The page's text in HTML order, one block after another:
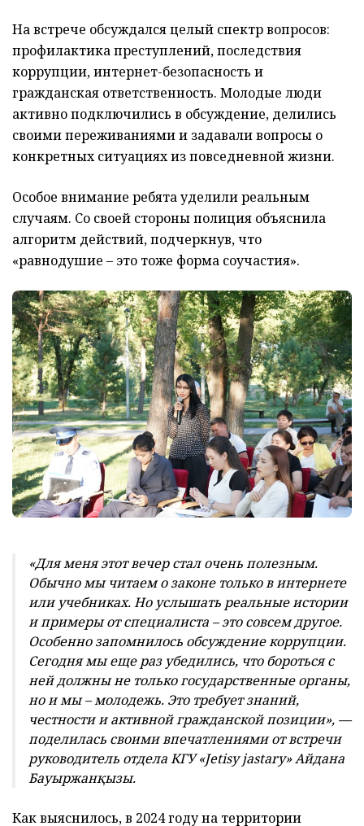
На встрече обсуждался целый спектр вопросов:
профилактика преступлений, последствия
коррупции, интернет-безопасность и
гражданская ответственность. Молодые люди
активно подключились в обсуждение, делились
своими переживаниями и задавали вопросы о
конкретных ситуациях из повседневной жизни.
Особое внимание ребята уделили реальным
случаям. Со своей стороны полиция объяснила
алгоритм действий, подчеркнув, что
«равнодушие – это тоже форма соучастия».
«Для меня этот вечер стал очень полезным.
Обычно мы читаем о законе только в интернете
или учебниках. Но услышать реальные истории
и примеры от специалиста –это совсем другое.
Особенно запомнилось обсуждение коррупции.
Сегодня мы еще раз убедились, что бороться с
ней должны не только государственные органы,
но и мы–молодежь. Это требует знаний,
честности и активной гражданской позиции», —
поделилась своими впечатлениямиот встречи
руководитель отдела КГУ «Jetisy jastary» Айдана
Бауыржанқызы.
Как выяснилось, в 2024 году на территории